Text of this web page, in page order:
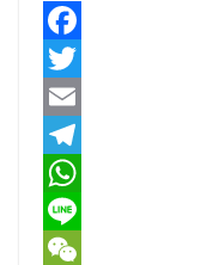
F
a
c
e
b
o
T
w
t
t
E
m
a
T
e
W
h
L